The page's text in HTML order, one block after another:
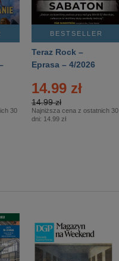
30
BESTSELLER
Teraz Rock –
Eprasa – 4/2026
14.99 zł
14.99 zł
Najniższa cena z ostatnich 30
dni: 14.99 zł